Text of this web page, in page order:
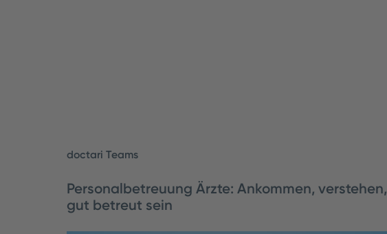
doctari Teams
Personalbetreuung Ärzte: Ankommen, verstehen,
gut betreut sein